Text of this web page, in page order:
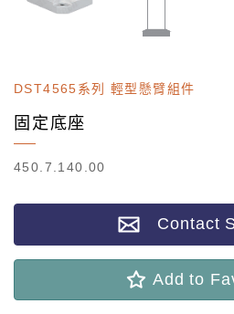
DST4565系列 輕型懸臂組件
固定底座
450.7.140.00
Contact
Add to